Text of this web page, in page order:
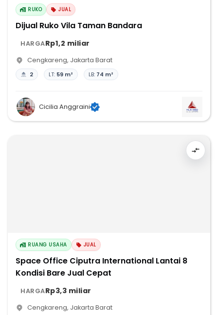
RUKO JUAL
Dijual Ruko Vila Taman Bandara
HARGARp1,2 miliar
Cengkareng, Jakarta Barat
2 LT: 59 m² LB: 74 m²
Cicilia Anggraini
RUANG USAHA JUAL
Space Office Ciputra International Lantai 8
Kondisi Bare Jual Cepat
HARGARp3,3 miliar
Cengkareng, Jakarta Barat